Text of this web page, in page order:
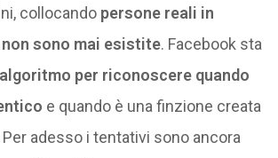
collocando persone reali in
sono mai esistite. Facebook sta
algoritmo per riconoscere quando
e quando è una finzione creata
adesso i tentativi sono ancora